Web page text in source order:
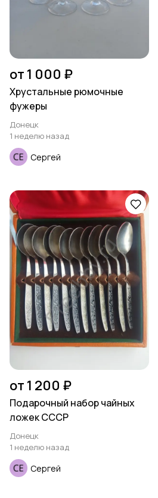
от 1 000 ₽
Хрустальные рюмочные
фужеры
Донецк
1 неделю назад
Сергей
от 1 200 ₽
Подарочный набор чайных
ложек СССР
Донецк
1 неделю назад
Сергей